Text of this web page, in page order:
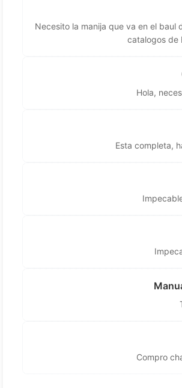
Necesito la manija que va en el baul
catalogos de
Hola,
Esta completa,
Compro